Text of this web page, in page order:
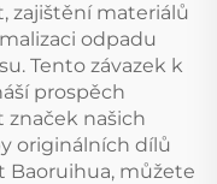
zajištění materiálů
odpadu
Tento závazek k
prospěch
značek našich
originálních dílů
Baoruihua, můžete